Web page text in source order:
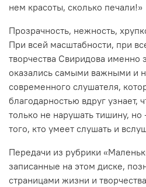
нем красоты, сколько печали!»
Прозрачность, нежность,
При всей масштабности, при
творчества Свиридова именно
оказались самыми важными и
современного слушателя,
благодарностью вдруг узнает,
только не нарушать тишину, но
того, кто умеет слушать и
Передачи из рубрики
записанные на этом диске,
страницами жизни и